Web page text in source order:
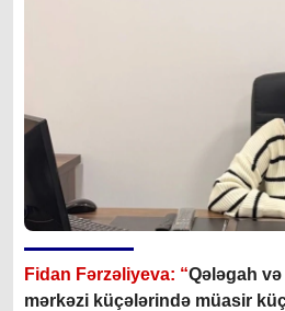
Fidan Fərzəliyeva: “Qələgah
mərkəzi küçələrində müasir